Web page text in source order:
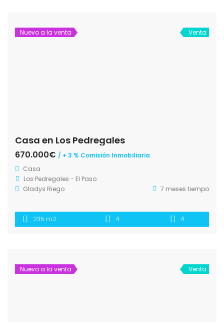
Nuevo a la venta Venta
Casa en Los Pedregales
670.000€ / + 3 % Comisión Inmobiliaria
Casa
Los Pedregales - El Paso
Gladys Riego
7 meses tiempo
235 m2 4 4
Nuevo a la venta Venta